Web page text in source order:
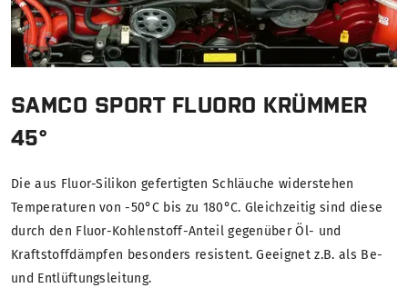
SAMCO SPORT FLUORO KRÜMMER
45°
Die aus Fluor-Silikon gefertigten Schläuche widerstehen
Temperaturen von -50°C bis zu 180°C. Gleichzeitig sind diese
durch den Fluor-Kohlenstoff-Anteil gegenüber Öl- und
Kraftstoffdämpfen besonders resistent. Geeignet z.B. als Be-
und Entlüftungsleitung.